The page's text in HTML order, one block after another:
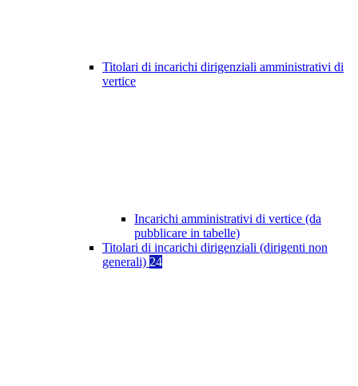
Titolari di incarichi dirigenziali amministrativi di
vertice
Incarichi amministrativi di vertice (da
pubblicare in tabelle)
Titolari di incarichi dirigenziali (dirigenti non
generali) 24